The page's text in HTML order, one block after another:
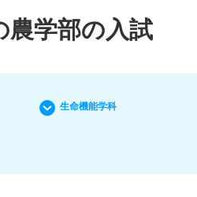
農学部の入試
生命機能学科